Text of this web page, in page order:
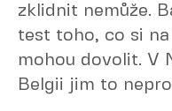
zklidnit nemůže.
test toho, co si
mohou dovolit. V
Belgii jim to